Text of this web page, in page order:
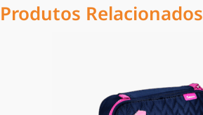
Produtos Relacionados